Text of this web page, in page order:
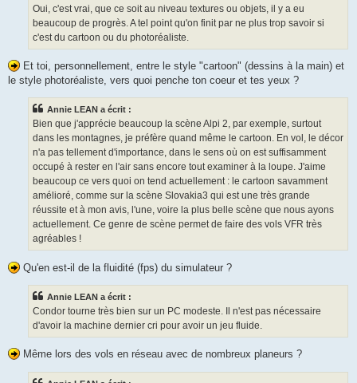
Oui, c'est vrai, que ce soit au niveau textures ou objets, il y a eu
beaucoup de progrès. A tel point qu'on finit par ne plus trop savoir si
c'est du cartoon ou du photoréaliste.
Et toi, personnellement, entre le style "cartoon" (dessins à la main) et
le style photoréaliste, vers quoi penche ton coeur et tes yeux ?
Annie LEAN a écrit :
Bien que j'apprécie beaucoup la scène Alpi 2, par exemple, surtout
dans les montagnes, je préfère quand même le cartoon. En vol, le décor
n'a pas tellement d'importance, dans le sens où on est suffisamment
occupé à rester en l'air sans encore tout examiner à la loupe. J'aime
beaucoup ce vers quoi on tend actuellement : le cartoon savamment
amélioré, comme sur la scène Slovakia3 qui est une très grande
réussite et à mon avis, l'une, voire la plus belle scène que nous ayons
actuellement. Ce genre de scène permet de faire des vols VFR très
agréables !
Qu'en est-il de la fluidité (fps) du simulateur ?
Annie LEAN a écrit :
Condor tourne très bien sur un PC modeste. Il n'est pas nécessaire
d'avoir la machine dernier cri pour avoir un jeu fluide.
Même lors des vols en réseau avec de nombreux planeurs ?